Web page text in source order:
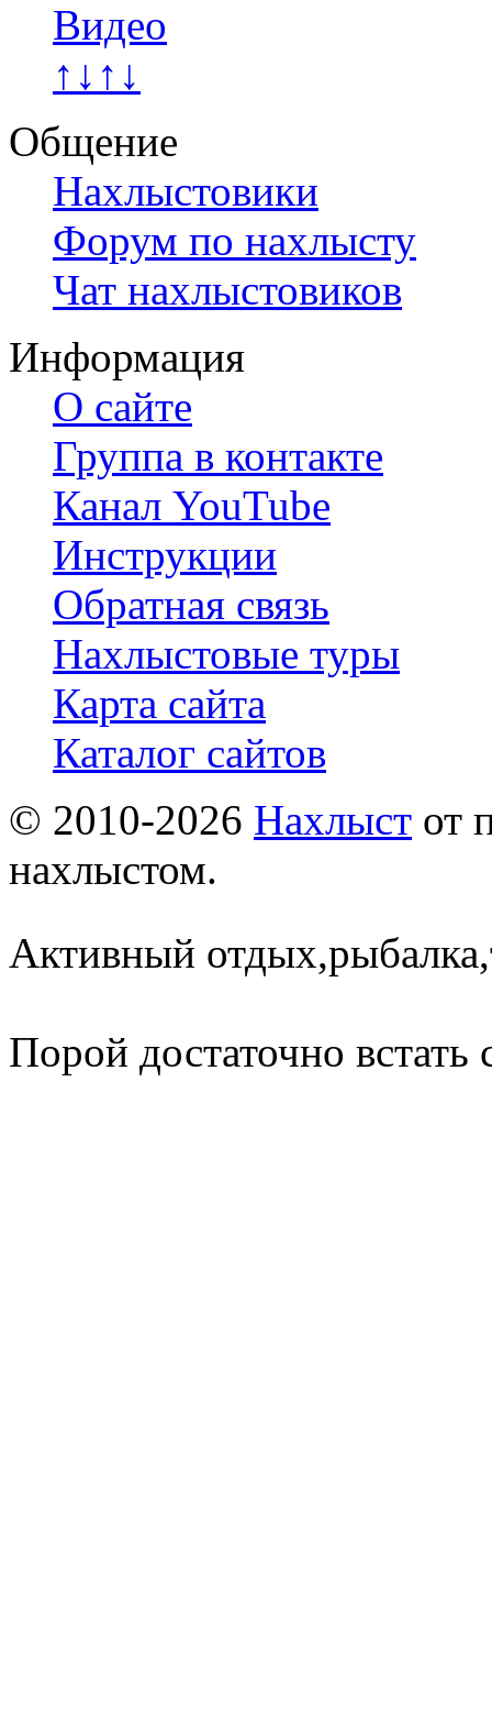
Видео
↑↓↑↓
Общение
Нахлыстовики
Форум по нахлысту
Чат нахлыстовиков
Информация
О сайте
Группа в контакте
Канал YouTube
Инструкции
Обратная связь
Нахлыстовые туры
Карта сайта
Каталог сайтов
© 2010-2026 Нахлыст от
нахлыстом.
Активный
Порой достаточно